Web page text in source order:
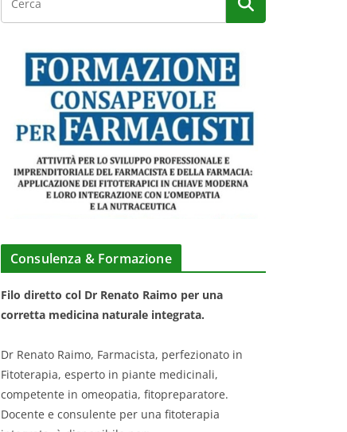
Consulenza & Formazione
Filo diretto col Dr Renato Raimo per una
corretta medicina naturale integrata.
Dr Renato Raimo, Farmacista, perfezionato in
Fitoterapia, esperto in piante medicinali,
competente in omeopatia, fitopreparatore.
Docente e consulente per una fitoterapia